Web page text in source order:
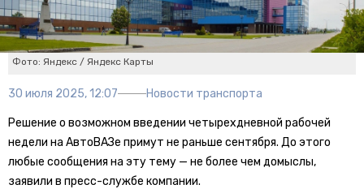
Фото: Яндекс / Яндекс Карты
30 июля 2025, 12:07 Новости транспорта
Решение о возможном введении четырехдневной рабочей
недели на АвтоВАЗе примут не раньше сентября. До этого
любые сообщения на эту тему — не более чем домыслы,
заявили в пресс-службе компании.